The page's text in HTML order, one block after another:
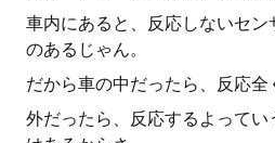
車内にあると、反応しないセ
のあるじゃん。
だから車の中だったら、反応全
外だったら、反応するよって